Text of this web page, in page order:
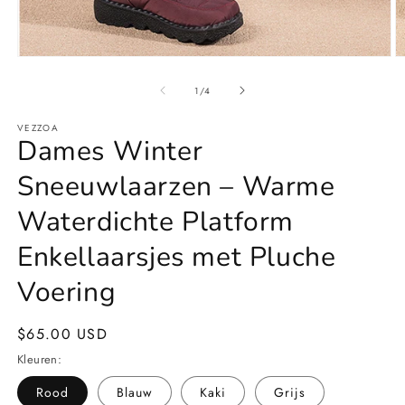
1 /van
4
VEZZOA
Dames Winter
Sneeuwlaarzen – Warme
Waterdichte Platform
Enkellaarsjes met Pluche
Voering
Normale
prijs
$65.00 USD
Kleuren:
Rood Blauw Kaki Grijs